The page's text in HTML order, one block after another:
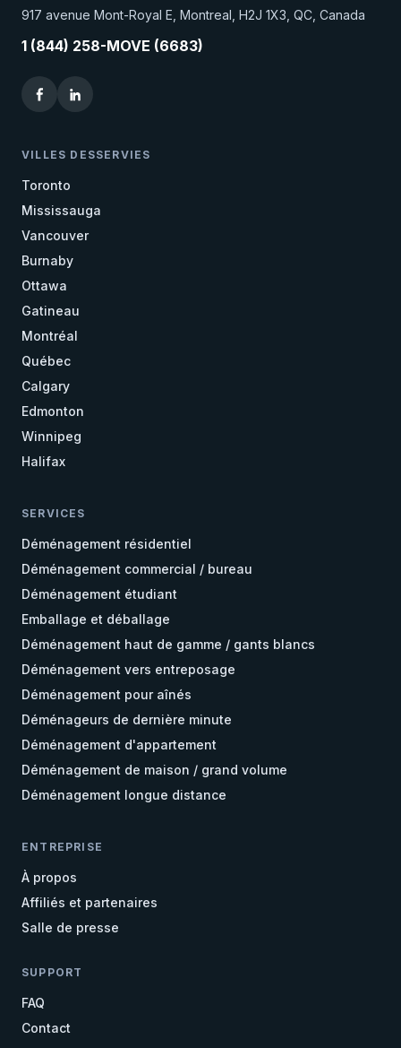
917 avenue Mont-Royal E, Montreal, H2J 1X3, QC, Canada
1 (844) 258-MOVE (6683)
VILLES DESSERVIES
Toronto
Mississauga
Vancouver
Burnaby
Ottawa
Gatineau
Montréal
Québec
Calgary
Edmonton
Winnipeg
Halifax
SERVICES
Déménagement résidentiel
Déménagement commercial / bureau
Déménagement étudiant
Emballage et déballage
Déménagement haut de gamme / gants blancs
Déménagement vers entreposage
Déménagement pour aînés
Déménageurs de dernière minute
Déménagement d'appartement
Déménagement de maison / grand volume
Déménagement longue distance
ENTREPRISE
À propos
Affiliés et partenaires
Salle de presse
SUPPORT
FAQ
Contact